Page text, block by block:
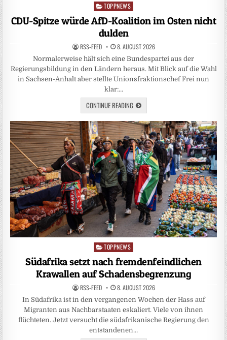
Posted
in
TOPPNEWS
CDU-Spitze würde AfD-Koalition im Osten nicht
dulden
RSS-FEED 8. AUGUST 2026
Normalerweise hält sich eine Bundespartei aus der
Regierungsbildung in den Ländern heraus. Mit Blick auf die Wahl
in Sachsen-Anhalt aber stellte Unionsfraktionschef Frei nun
klar:…
CONTINUE READING
Posted
TOPPNEWS
Südafrika setzt nach fremdenfeindlichen
Krawallen auf Schadensbegrenzung
RSS-FEED 8. AUGUST 2026
In Südafrika ist in den vergangenen Wochen der Hass auf
Migranten aus Nachbarstaaten eskaliert. Viele von ihnen
flüchteten. Jetzt versucht die südafrikanische Regierung den
entstandenen…